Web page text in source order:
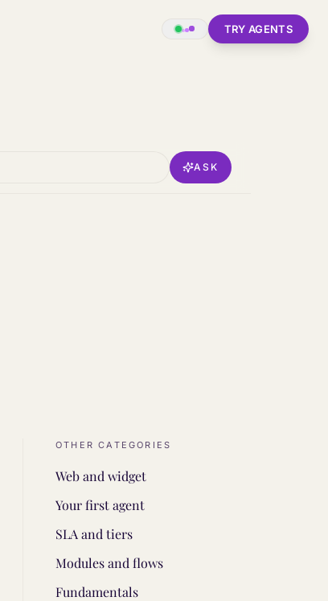
TRY AGENTS
ASK
OTHER CATEGORIES
Web and widget
Your first agent
SLA and tiers
Modules and flows
Fundamentals